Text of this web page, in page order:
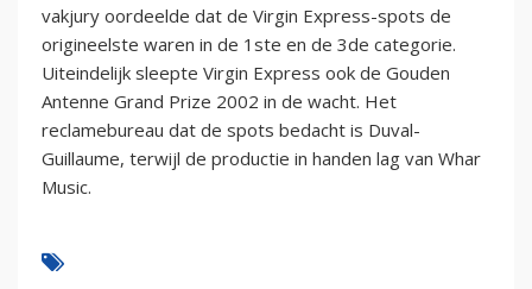
vakjury oordeelde dat de Virgin Express-spots de
origineelste waren in de 1ste en de 3de categorie.
Uiteindelijk sleepte Virgin Express ook de Gouden
Antenne Grand Prize 2002 in de wacht. Het
reclamebureau dat de spots bedacht is Duval-
Guillaume, terwijl de productie in handen lag van Whar
Music.